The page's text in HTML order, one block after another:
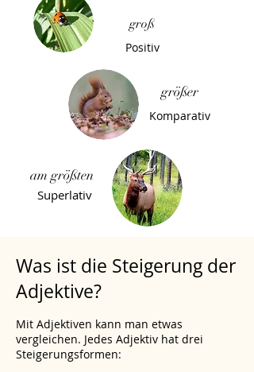
groß
Positiv
größer
Komparativ
am größten
Superlativ
Was ist die Steigerung der
Adjektive?
Mit Adjektiven kann man etwas
vergleichen. Jedes Adjektiv hat drei
Steigerungsformen: